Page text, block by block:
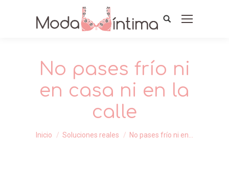
No pases frío ni
en casa ni en la
calle
Estás aquí:
Inicio Soluciones reales No pases frío ni en…